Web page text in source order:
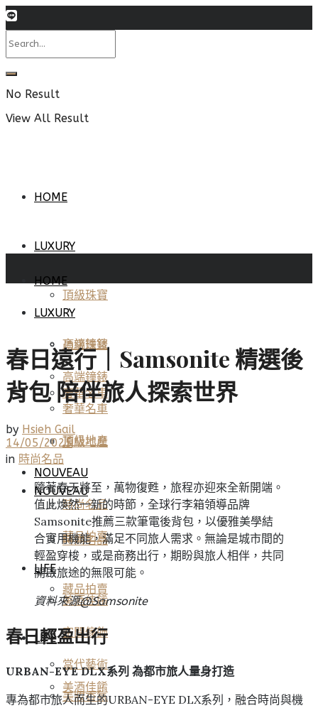
No Result
View All Result
HOME
LUXURY
頂級珠寶
高端鐘錶
奢華名車
頂級地產
NOUVEAU
時尚名品
藏品拍賣
LIFE
美酒佳餚
HOME
LUXURY
頂級珠寶
高端鐘錶
奢華名車
頂級地產
NOUVEAU
時尚名品
藏品拍賣
LIFE
美酒佳餚
空間傢飾
當代藝術
美妝香氛
春日遠行｜Samsonite 精選後
背包 陪伴旅人探索世界
by Hsieh Gail
14/05/2025
in 時尚名品
隨著春天將至，萬物復甦，旅程亦迎來全新開端。
值此煥然一新的時節，全球行李箱領導品牌
Samsonite推薦三款筆電後背包，以優雅美學結
合實用機能，滿足不同旅人需求。無論是城市間的
輕盈穿梭，或是商務出行，期盼與旅人相伴，共同
開啟旅途的無限可能。
資料來源@Samsonite
春日輕盈出行
URBAN-EYE DLX系列 為都市旅人量身打造
專為都市旅人而生的URBAN-EYE DLX系列，融合時尚與機